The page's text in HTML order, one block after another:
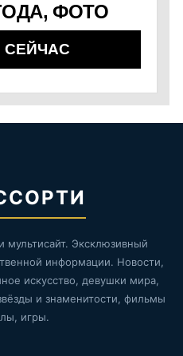
ФОТО
СЕЙЧАС
Эксклюзивный
информации. Новости,
искусство, девушки мира,
и знаменитости, фильмы
игры.